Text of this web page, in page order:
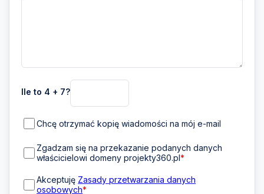
Ile to 4 + 7?
Chcę otrzymać kopię wiadomości na mój e-mail
Zgadzam się na przekazanie podanych danych
właścicielowi domeny projekty360.pl*
Akceptuję Zasady przetwarzania danych
osobowych*